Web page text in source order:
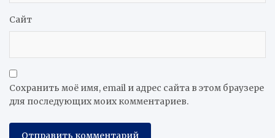
Сайт
Сохранить моё имя, email и адрес сайта в этом браузере
для последующих моих комментариев.